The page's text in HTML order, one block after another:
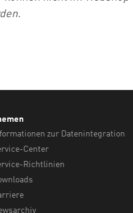
zur Datenintegration
Center
Richtlinien